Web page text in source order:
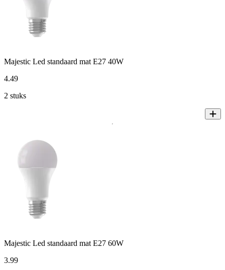
Majestic Led standaard mat E27 40W
4.49
2 stuks
Majestic Led standaard mat E27 60W
3.99